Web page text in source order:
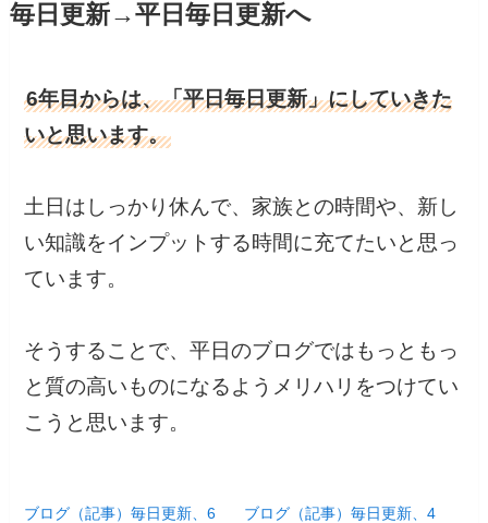
毎日更新→平日毎日更新へ
6年目からは、「平日毎日更新」にしていきた
いと思います。
土日はしっかり休んで、家族との時間や、新し
い知識をインプットする時間に充てたいと思っ
ています。
そうすることで、平日のブログではもっともっ
と質の高いものになるようメリハリをつけてい
こうと思います。
ブログ（記事）毎日更新、6
ブログ（記事）毎日更新、4